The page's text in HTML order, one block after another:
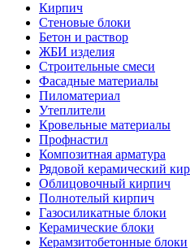
Кирпич
Стеновые блоки
Бетон и раствор
ЖБИ изделия
Строительные смеси
Фасадные материалы
Пиломатериал
Утеплители
Кровельные материалы
Профнастил
Композитная арматура
Рядовой керамический
Облицовочный кирпич
Полнотелый кирпич
Газосиликатные блоки
Керамические блоки
Керамзитобетонные блоки